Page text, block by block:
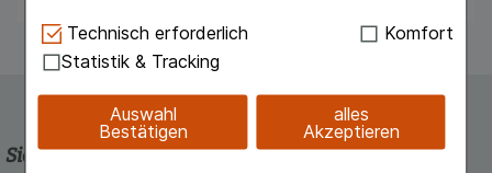
Technisch Notwendig:Hierbei handelt es sich um
Cookies, die für die Grundfunktionen unserer
Website notwendig sind (z.B. Navigation,
Warenkorb, Kundenkonto), weshalb auf diese nicht
verzichtet werden kann.
Technisch erforderlich
Komfort
Statistik & Tracking
Auswahl
Bestätigen
alles
Akzeptieren
Sicherheit und Qualität